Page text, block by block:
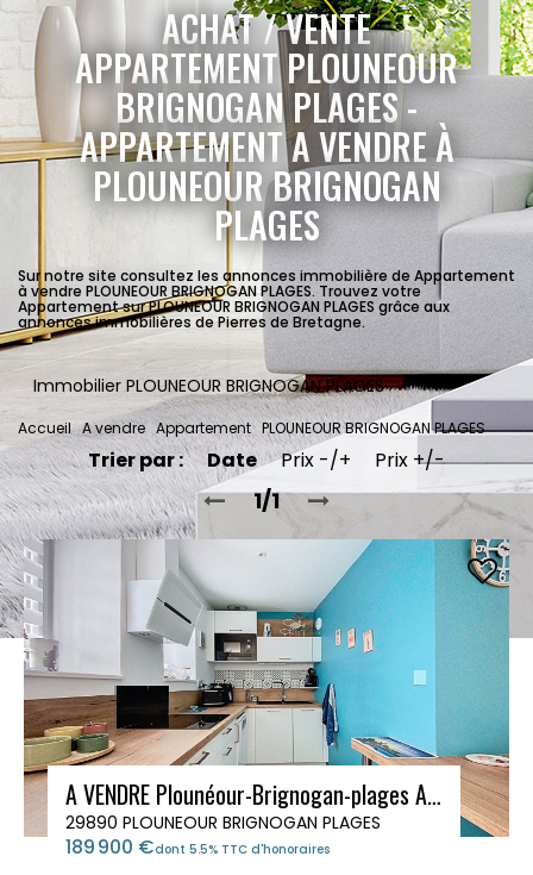
ACHAT / VENTE
APPARTEMENT PLOUNEOUR
BRIGNOGAN PLAGES -
APPARTEMENT A VENDRE À
PLOUNEOUR BRIGNOGAN
PLAGES
Sur notre site consultez les annonces immobilière de Appartement
à vendre PLOUNEOUR BRIGNOGAN PLAGES. Trouvez votre
Appartement sur PLOUNEOUR BRIGNOGAN PLAGES grâce aux
annonces immobilières de Pierres de Bretagne.
Immobilier PLOUNEOUR BRIGNOGAN PLAGES
Accueil A vendre Appartement PLOUNEOUR BRIGNOGAN PLAGES
Trier par : Date Prix -/+ Prix +/-
1/1
A VENDRE Plounéour-Brignogan-plages Appartement de type 2
29890 PLOUNEOUR BRIGNOGAN PLAGES
189 900 €dont 5.5% TTC d'honoraires